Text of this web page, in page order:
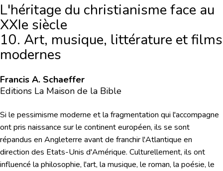
L'héritage du christianisme face au
XXIe siècle
10. Art, musique, littérature et films
modernes
Francis A. Schaeffer
Editions La Maison de la Bible
Si le pessimisme moderne et la fragmentation qui l'accompagne
ont pris naissance sur le continent européen, ils se sont
répandus en Angleterre avant de franchir l'Atlantique en
direction des Etats-Unis d'Amérique. Culturellement, ils ont
influencé la philosophie, l'art, la musique, le roman, la poésie, le